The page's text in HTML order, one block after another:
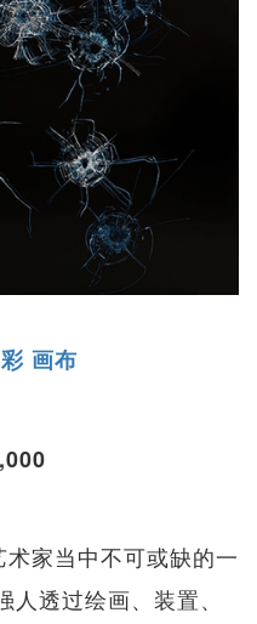
画布
家当中不可或缺的一
透过绘画、装置、